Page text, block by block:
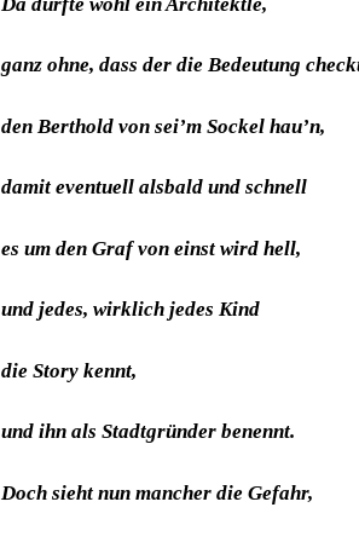
ganz ohne, dass der die Bedeutung
den Berthold von sei’m Sockel hau’n,
damit eventuell alsbald und schnell
es um den Graf von einst wird hell,
und jedes, wirklich jedes Kind
die Story kennt,
und ihn als Stadtgründer benennt.
Doch sieht nun mancher die Gefahr,